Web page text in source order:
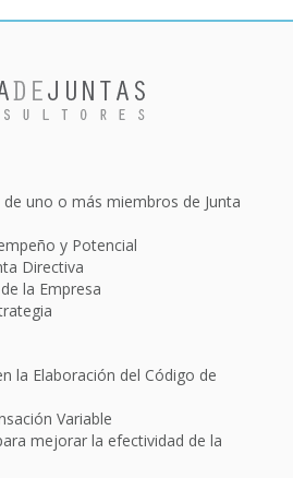
uno o más miembros de Junta
y Potencial
Directiva
la Empresa
la Elaboración del Código de
Variable
mejorar la efectividad de la